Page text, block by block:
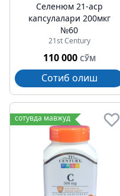
Селенюм 21-аср
капсулалари 200мкг
№60
21st Century
110 000 СЎМ
Сотиб олиш
сотувда мавжуд